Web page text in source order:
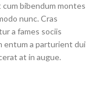
bibendum montes
nunc. Cras
a fames sociis
entum a parturient dui
at in augue.